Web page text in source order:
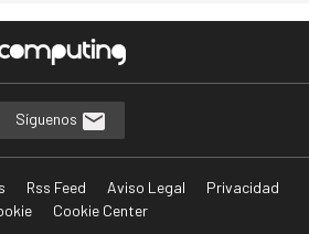
Síguenos
Rss Feed Aviso Legal
Privacidad
Cookie Center